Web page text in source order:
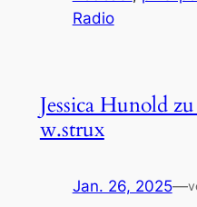
Radio
Jessica Hunold
w.strux
Jan. 26, 2025—